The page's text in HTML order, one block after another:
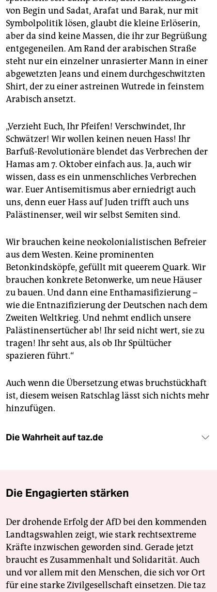
von Begin und Sadat, Arafat und Barak, nur mit
Symbolpolitik lösen, glaubt die kleine Erlöserin,
aber da sind keine Massen, die ihr zur Begrüßung
entgegeneilen. Am Rand der arabischen Straße
steht nur ein einzelner unrasierter Mann in einer
abgewetzten Jeans und einem durchgeschwitzten
Shirt, der zu einer astreinen Wutrede in feinstem
Arabisch ansetzt.
„Verzieht Euch, Ihr Pfeifen! Verschwindet, Ihr
Schwätzer! Wir wollen keinen neuen Hass! Ihr
Barfuß-Revolutionäre blendet das Verbrechen der
Hamas am 7. Oktober einfach aus. Ja, auch wir
wissen, dass es ein unmenschliches Verbrechen
war. Euer Antisemitismus aber erniedrigt auch
uns, denn euer Hass auf Juden trifft auch uns
Palästinenser, weil wir selbst Semiten sind.
Wir brauchen keine neokolonialistischen Befreier
aus dem Westen. Keine prominenten
Betonkindsköpfe, gefüllt mit queerem Quark. Wir
brauchen konkrete Betonwerke, um neue Häuser
zu bauen. Und dann eine Enthamasifizierung –
wie die Entnazifizierung der Deutschen nach dem
Zweiten Weltkrieg. Und nehmt endlich unsere
Palästinensertücher ab! Ihr seid nicht wert, sie zu
tragen! Ihr seht aus, als ob Ihr Spültücher
spazieren führt.“
Auch wenn die Übersetzung etwas bruchstückhaft
ist, diesem weisen Ratschlag lässt sich nichts mehr
hinzufügen.
Die Wahrheit auf taz.de
Die Engagierten stärken
Der drohende Erfolg der AfD bei den kommenden
Landtagswahlen zeigt, wie stark rechtsextreme
Kräfte inzwischen geworden sind. Gerade jetzt
braucht es Zusammenhalt und Solidarität. Auch
und vor allem mit den Menschen, die sich vor Ort
für eine starke Zivilgesellschaft einsetzen. Die taz